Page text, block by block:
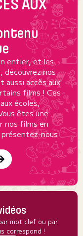
AUX
entier, et les
découvrez nos
aussi accès aux
films ! Ces
écoles,
êtes une
nos films en
nous
mot clef ou par
correspond !